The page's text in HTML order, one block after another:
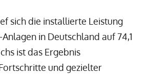
sich die installierte Leistung
in Deutschland auf 74,1
ist das Ergebnis
und gezielter